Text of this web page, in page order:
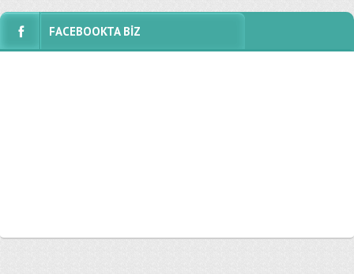
FACEBOOKTA BİZ